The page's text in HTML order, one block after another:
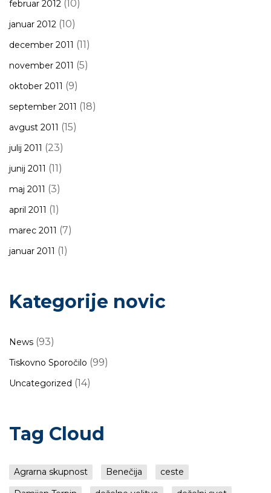
februar 2012 (10)
januar 2012 (10)
december 2011 (11)
november 2011 (5)
oktober 2011 (9)
september 2011 (18)
avgust 2011 (15)
julij 2011 (23)
junij 2011 (11)
maj 2011 (3)
april 2011 (1)
marec 2011 (7)
januar 2011 (1)
Kategorije novic
News (93)
Tiskovno Sporočilo (99)
Uncategorized (14)
Tag Cloud
Agrarna skupnost Benečija
ceste